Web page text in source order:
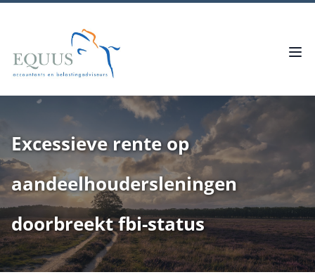
Excessieve rente op
aandeelhoudersleningen
doorbreekt fbi-status